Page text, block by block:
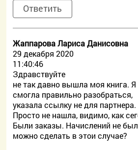
Ответить
Жаппарова Лариса Данисовна
29 декабря 2020
11:40:46
Здравствуйте
не так давно вышла моя книга. Я
смогла правильно разобраться,
указала ссылку не для партнера.
Просто не нашла, видимо, как
Были заказы. Начислений не
можно сделать в этои случае?